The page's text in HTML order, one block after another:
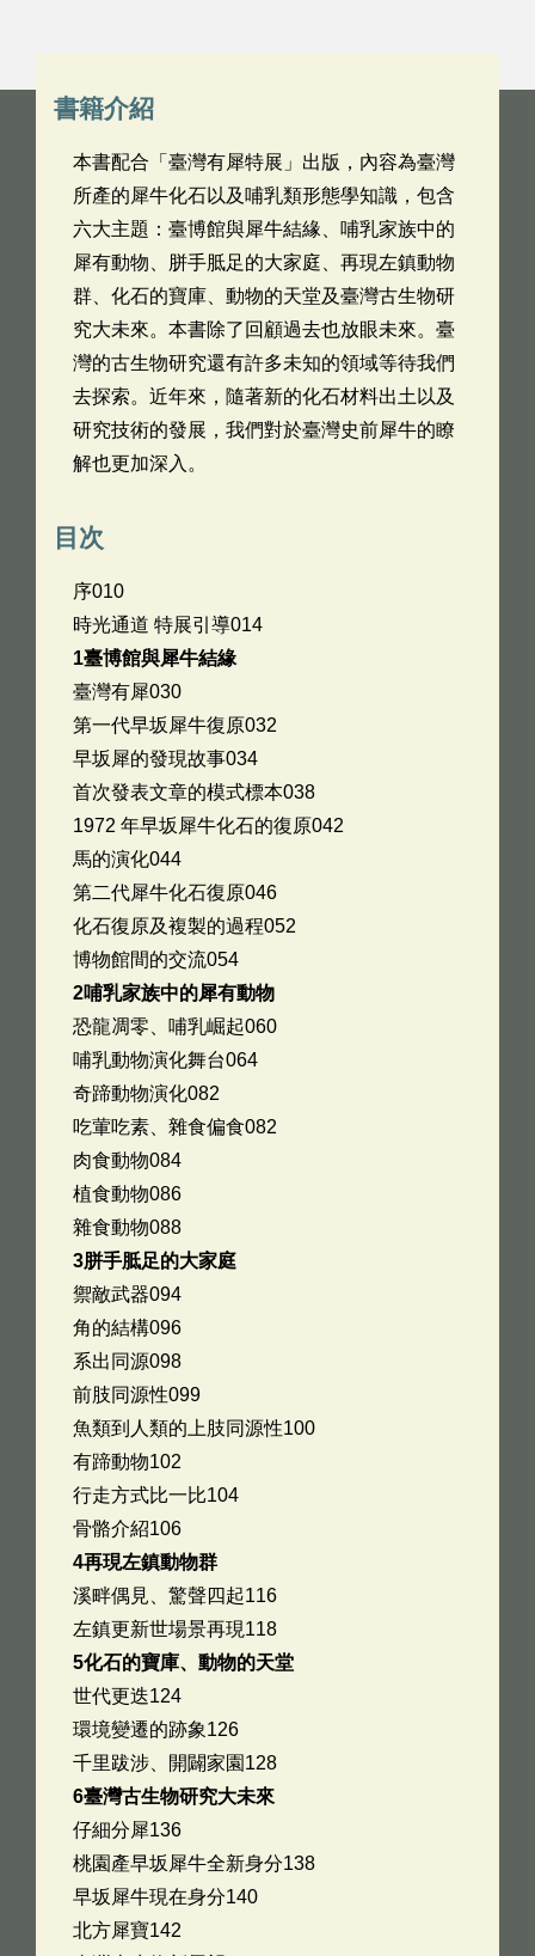
書籍介紹
本書配合「臺灣有犀特展」出版，內容為臺灣
所產的犀牛化石以及哺乳類形態學知識，包含
六大主題：臺博館與犀牛結緣、哺乳家族中的
犀有動物、胼手胝足的大家庭、再現左鎮動物
群、化石的寶庫、動物的天堂及臺灣古生物研
究大未來。本書除了回顧過去也放眼未來。臺
灣的古生物研究還有許多未知的領域等待我們
去探索。近年來，隨著新的化石材料出土以及
研究技術的發展，我們對於臺灣史前犀牛的瞭
解也更加深入。
目次
序010
時光通道 特展引導014
1臺博館與犀牛結緣
臺灣有犀030
第一代早坂犀牛復原032
早坂犀的發現故事034
首次發表文章的模式標本038
1972 年早坂犀牛化石的復原042
馬的演化044
第二代犀牛化石復原046
化石復原及複製的過程052
博物館間的交流054
2哺乳家族中的犀有動物
恐龍凋零、哺乳崛起060
哺乳動物演化舞台064
奇蹄動物演化082
吃葷吃素、雜食偏食082
肉食動物084
植食動物086
雜食動物088
3胼手胝足的大家庭
禦敵武器094
角的結構096
系出同源098
前肢同源性099
魚類到人類的上肢同源性100
有蹄動物102
行走方式比一比104
骨骼介紹106
4再現左鎮動物群
溪畔偶見、驚聲四起116
左鎮更新世場景再現118
5化石的寶庫、動物的天堂
世代更迭124
環境變遷的跡象126
千里跋涉、開闢家園128
6臺灣古生物研究大未來
仔細分犀136
桃園產早坂犀牛全新身分138
早坂犀牛現在身分140
北方犀寶142